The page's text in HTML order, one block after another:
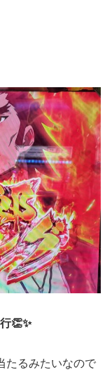
👏✨
たるみたいなので